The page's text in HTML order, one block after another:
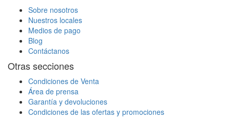
Sobre nosotros
Nuestros locales
Medios de pago
Blog
Contáctanos
Otras secciones
Condiciones de Venta
Área de prensa
Garantía y devoluciones
Condiciones de las ofertas y promociones